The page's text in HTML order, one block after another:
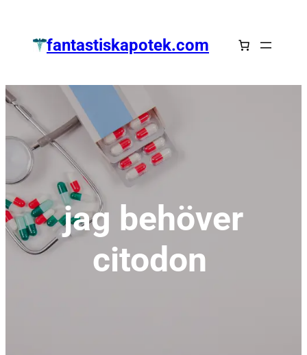
springenfantastiskapotek.com
jag behöver
citodon